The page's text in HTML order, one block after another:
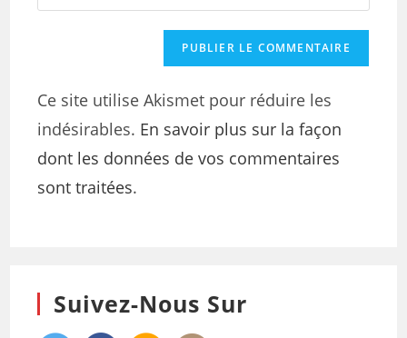
Ce site utilise Akismet pour réduire les
indésirables. En savoir plus sur la façon
dont les données de vos commentaires
sont traitées.
Suivez-Nous Sur